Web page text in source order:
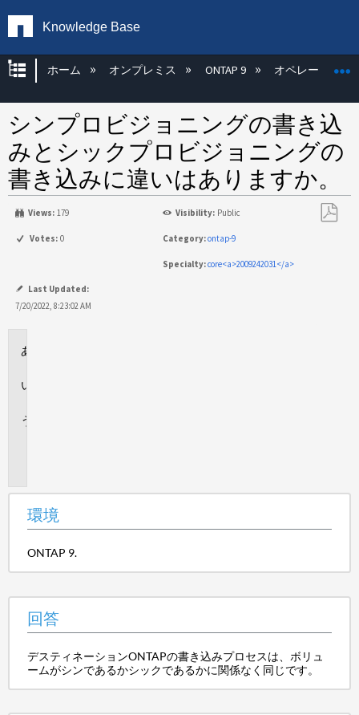
Knowledge Base
グローバル階層を展開/折りたたむ
ホーム オンプレミス ONTAP 9 オペレーティン
シンプロビジョニングの書き込
みとシックプロビジョニングの
書き込みに違いはありますか。
Views: 179 Visibility: Public
Votes: 0 Category:ontap-9
Specialty:core<a>2009242031</a>
Last Updated:
7/20/2022, 8:23:02 AM
環境
ONTAP 9.
回答
デスティネーションONTAPの書き込みプロセスは、ボリュ
ームがシンであるかシックであるかに関係なく同じです。